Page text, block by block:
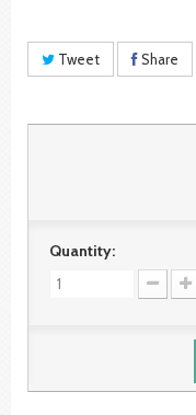
Tweet Share
Quantity: